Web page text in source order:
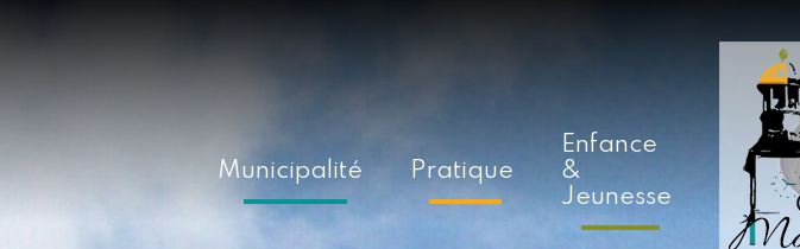
Municipalité Pratique
Enfance
&
Jeunesse